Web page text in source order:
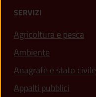
SERVIZI
Agricoltura e pesca
Ambiente
Anagrafe e stato civile
Appalti pubblici